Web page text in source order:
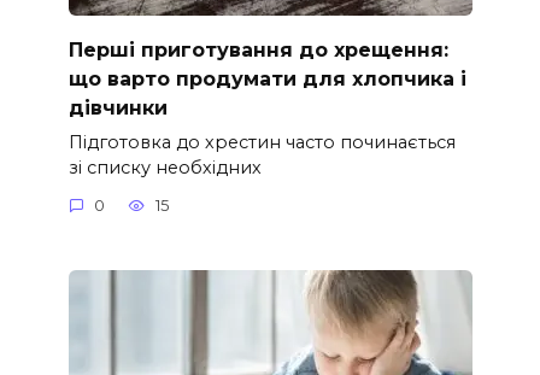
Перші приготування до хрещення:
що варто продумати для хлопчика і
дівчинки
Підготовка до хрестин часто починається
зі списку необхідних
0 15